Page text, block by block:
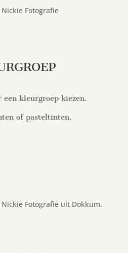
een kleurgroep kiezen.
of pasteltinten.